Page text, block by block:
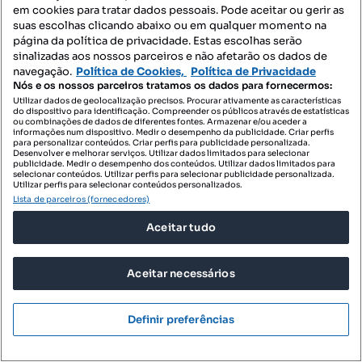
Tipologia
T1
Preço por metro quadrado
34.5 m²
IMMOPO Gestão de Projetos Imobiliários, Lda
Profissional
em cookies para tratar dados pessoais. Pode aceitar ou gerir as
suas escolhas clicando abaixo ou em qualquer momento na
página da política de privacidade. Estas escolhas serão
sinalizadas aos nossos parceiros e não afetarão os dados de
navegação. Política de Cookies, Política de Privacidade
Nós e os nossos parceiros tratamos os dados para fornecermos:
Utilizar dados de geolocalização precisos. Procurar ativamente as características
do dispositivo para identificação. Compreender os públicos através de estatísticas
ou combinações de dados de diferentes fontes. Armazenar e/ou aceder a
informações num dispositivo. Medir o desempenho da publicidade. Criar perfis
para personalizar conteúdos. Criar perfis para publicidade personalizada.
Desenvolver e melhorar serviços. Utilizar dados limitados para selecionar
publicidade. Medir o desempenho dos conteúdos. Utilizar dados limitados para
selecionar conteúdos. Utilizar perfis para selecionar publicidade personalizada.
Utilizar perfis para selecionar conteúdos personalizados.
Lista de parceiros (fornecedores)
Aceitar tudo
Aceitar necessários
Definir preferências